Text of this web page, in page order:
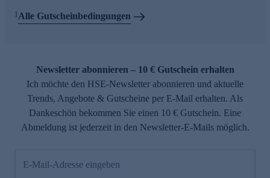
1 Alle Gutscheinbedingungen
Newsletter abonnieren – 10 € Gutschein erhalten
Ich möchte den HSE-Newsletter abonnieren und aktuelle
Trends, Angebote & Gutscheine per E-Mail erhalten. Als
Dankeschön bekommen Sie einen 10 € Gutschein. Eine
Abmeldung ist jederzeit in den Newsletter-E-Mails möglich.
E-Mail-Adresse eingeben